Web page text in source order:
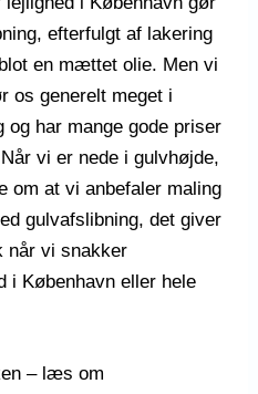
efterfulgt af lakering
en mættet olie. Men vi
os generelt meget i
og har mange gode priser
vi er nede i gulvhøjde,
om at vi anbefaler maling
gulvafslibning, det giver
når vi snakker
i København eller hele
– læs om